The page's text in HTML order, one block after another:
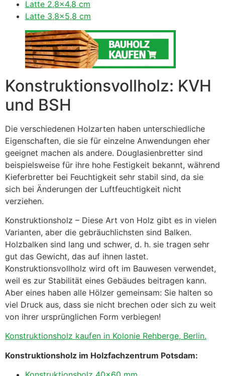
Latte 2,8×4,8 cm
Latte 3,8×5,8 cm
Konstruktionsvollholz: KVH
und BSH
Die verschiedenen Holzarten haben unterschiedliche
Eigenschaften, die sie für einzelne Anwendungen eher
geeignet machen als andere. Douglasienbretter sind
beispielsweise für ihre hohe Festigkeit bekannt, während
Kieferbretter bei Feuchtigkeit sehr stabil sind, da sie
sich bei Änderungen der Luftfeuchtigkeit nicht
verziehen.
Konstruktionsholz – Diese Art von Holz gibt es in vielen
Varianten, aber die gebräuchlichsten sind Balken.
Holzbalken sind lang und schwer, d. h. sie tragen sehr
gut das Gewicht, das auf ihnen lastet.
Konstruktionsvollholz wird oft im Bauwesen verwendet,
weil es zur Stabilität eines Gebäudes beitragen kann.
Aber eines haben alle Hölzer gemeinsam: Sie halten so
viel Druck aus, dass sie nicht brechen oder sich zu weit
von ihrer ursprünglichen Form verbiegen!
Konstruktionsholz kaufen in Kolonie Rehberge, Berlin.
Konstruktionsholz im Holzfachzentrum Potsdam: